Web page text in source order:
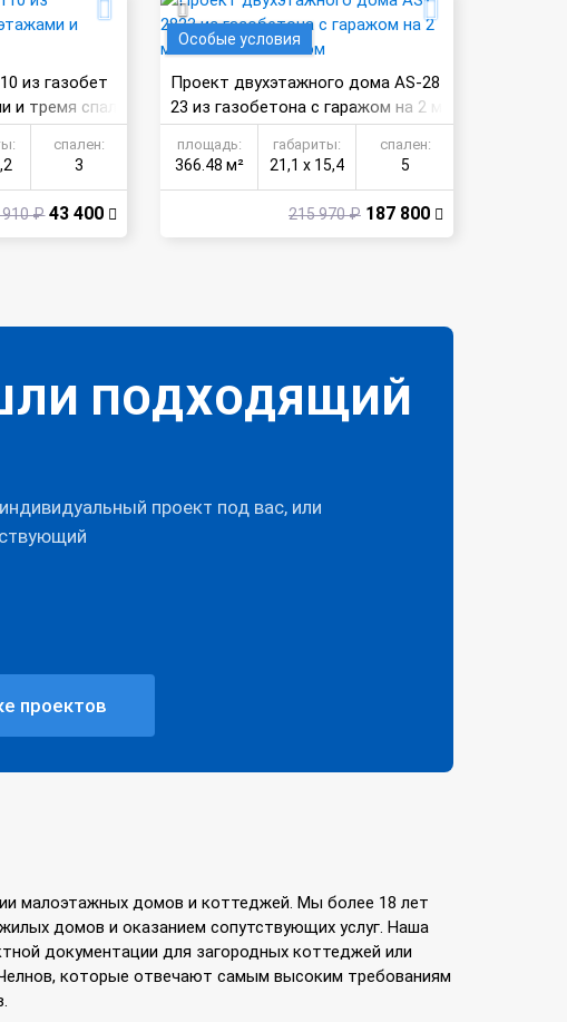
из газобет
и тремя спал
спален:
3
910 ₽ 43 400
Особые условия
Проект двухэтажного дома AS-28
23 из газобетона с гаражом на 2 м
ашины и бассейном
площадь:
366.48 м²
габариты:
21,1 х 15,4
спален:
5
215 970 ₽ 187 800
ПОДХОДЯЩИЙ
проект под вас, или
проектов
малоэтажных домов и коттеджей. Мы более 18 лет
домов и оказанием сопутствующих услуг. Наша
документации для загородных коттеджей или
которые отвечают самым высоким требованиям